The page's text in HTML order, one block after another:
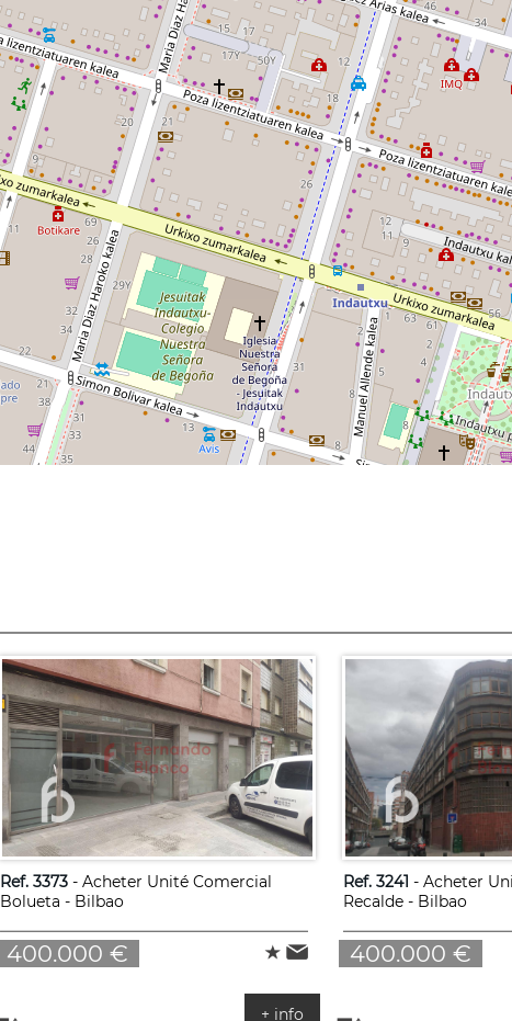
Ref. 3373- Acheter Unité Comercial
Bolueta - Bilbao
400.000 €
+ info
Ref. 3241 - Acheter
Recalde - Bilbao
400.000 €